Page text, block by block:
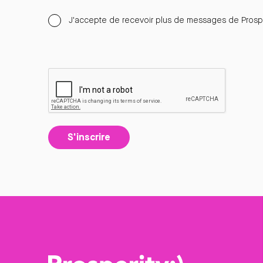
J'accepte de recevoir plus de messages de
S'inscrire